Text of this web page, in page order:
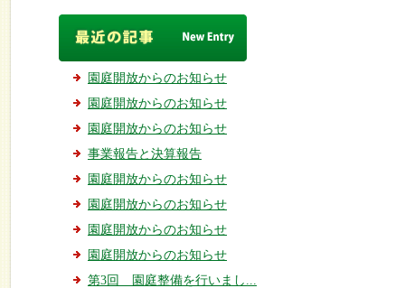
園庭開放からのお知らせ
園庭開放からのお知らせ
園庭開放からのお知らせ
事業報告と決算報告
園庭開放からのお知らせ
園庭開放からのお知らせ
園庭開放からのお知らせ
園庭開放からのお知らせ
第3回 園庭整備を行いまし...